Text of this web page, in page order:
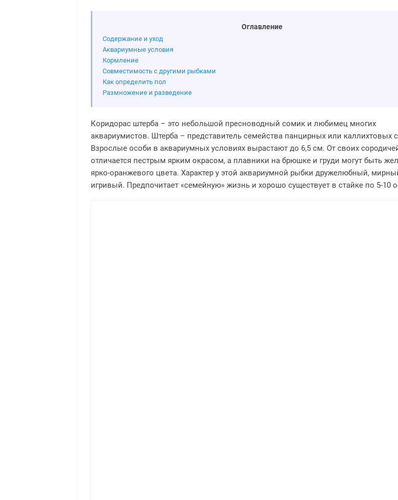
Оглавление
Содержание и уход
Аквариумные условия
Кормление
Совместимость с другими рыбками
Как определить пол
Размножение и разведение
Коридорас штерба – это небольшой пресноводный сомик и любимец многих
аквариумистов. Штерба – представитель семейства панцирных или каллихтовых
Взрослые особи в аквариумных условиях вырастают до 6,5 см. От своих
отличается пестрым ярким окрасом, а плавники на брюшке и груди могут быть
ярко-оранжевого цвета. Характер у этой аквариумной рыбки дружелюбный,
игривый. Предпочитает «семейную» жизнь и хорошо существует в стайке по 5-10